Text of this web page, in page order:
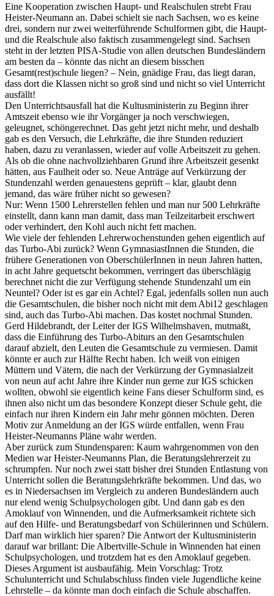
Eine Kooperation zwischen Haupt- und Realschulen strebt Frau
Heister-Neumann an. Dabei schielt sie nach Sachsen, wo es keine
drei, sondern nur zwei weiterführende Schulformen gibt, die Haupt-
und die Realschule also faktisch zusammengelegt sind. Sachsen
steht in der letzten PISA-Studie von allen deutschen Bundesländern
am besten da – könnte das nicht an diesem bisschen
Gesamt(rest)schule liegen? – Nein, gnädige Frau, das liegt daran,
dass dort die Klassen nicht so groß sind und nicht so viel Unterricht
ausfällt!
Den Unterrichtsausfall hat die Kultusministerin zu Beginn ihrer
Amtszeit ebenso wie ihr Vorgänger ja noch verschwiegen,
geleugnet, schöngerechnet. Das geht jetzt nicht mehr, und deshalb
gab es den Versuch, die Lehrkräfte, die ihre Stunden reduziert
haben, dazu zu veranlassen, wieder auf volle Arbeitszeit zu gehen.
Als ob die ohne nachvollziehbaren Grund ihre Arbeitszeit gesenkt
hätten, aus Faulheit oder so. Neue Anträge auf Verkürzung der
Stundenzahl werden genauestens geprüft – klar, glaubt denn
jemand, das wäre früher nicht so gewesen?
Nur: Wenn 1500 Lehrerstellen fehlen und man nur 500 Lehrkräfte
einstellt, dann kann man damit, dass man Teilzeitarbeit erschwert
oder verhindert, den Kohl auch nicht fett machen.
Wie viele der fehlenden Lehrerwochenstunden gehen eigentlich auf
das Turbo-Abi zurück? Wenn GymnasiastInnen die Stunden, die
frühere Generationen von OberschülerInnen in neun Jahren hatten,
in acht Jahre gequetscht bekommen, verringert das überschlägig
berechnet nicht die zur Verfügung stehende Stundenzahl um ein
Neuntel? Oder ist es gar ein Achtel? Egal, jedenfalls sollen nun auch
die Gesamtschulen, die bisher noch nicht mit dem Abi12 geschlagen
sind, auch das Turbo-Abi machen. Das kostet nochmal Stunden.
Gerd Hildebrandt, der Leiter der IGS Wilhelmshaven, mutmaßt,
dass die Einführung des Turbo-Abiturs an den Gesamtschulen
darauf abzielt, den Leuten die Gesamtschule zu vermiesen. Damit
könnte er auch zur Hälfte Recht haben. Ich weiß von einigen
Müttern und Vätern, die nach der Verkürzung der Gymnasialzeit
von neun auf acht Jahre ihre Kinder nun gerne zur IGS schicken
wollten, obwohl sie eigentlich keine Fans dieser Schulform sind, es
ihnen also nicht um das besondere Konzept dieser Schule geht, die
einfach nur ihren Kindern ein Jahr mehr gönnen möchten. Deren
Motiv zur Anmeldung an der IGS würde entfallen, wenn Frau
Heister-Neumanns Pläne wahr werden.
Aber zurück zum Stundensparen: Kaum wahrgenommen von den
Medien war Heister-Neumanns Plan, die Beratungslehrerzeit zu
schrumpfen. Nur noch zwei statt bisher drei Stunden Entlastung von
Unterricht sollen die Beratungslehrkräfte bekommen. Und das, wo
es in Niedersachsen im Vergleich zu anderen Bundesländern auch
nur elend wenig Schulpsychologen gibt. Und dann gab es den
Amoklauf von Winnenden, und die Aufmerksamkeit richtete sich
auf den Hilfe- und Beratungsbedarf von Schülerinnen und Schülern.
Darf man wirklich hier sparen? Die Antwort der Kultusministerin
darauf war brillant: Die Albertville-Schule in Winnenden hat einen
Schulpsychologen, und trotzdem hat es den Amoklauf gegeben.
Dieses Argument ist ausbaufähig. Mein Vorschlag: Trotz
Schulunterricht und Schulabschluss finden viele Jugendliche keine
Lehrstelle – da könnte man doch einfach die Schule abschaffen.